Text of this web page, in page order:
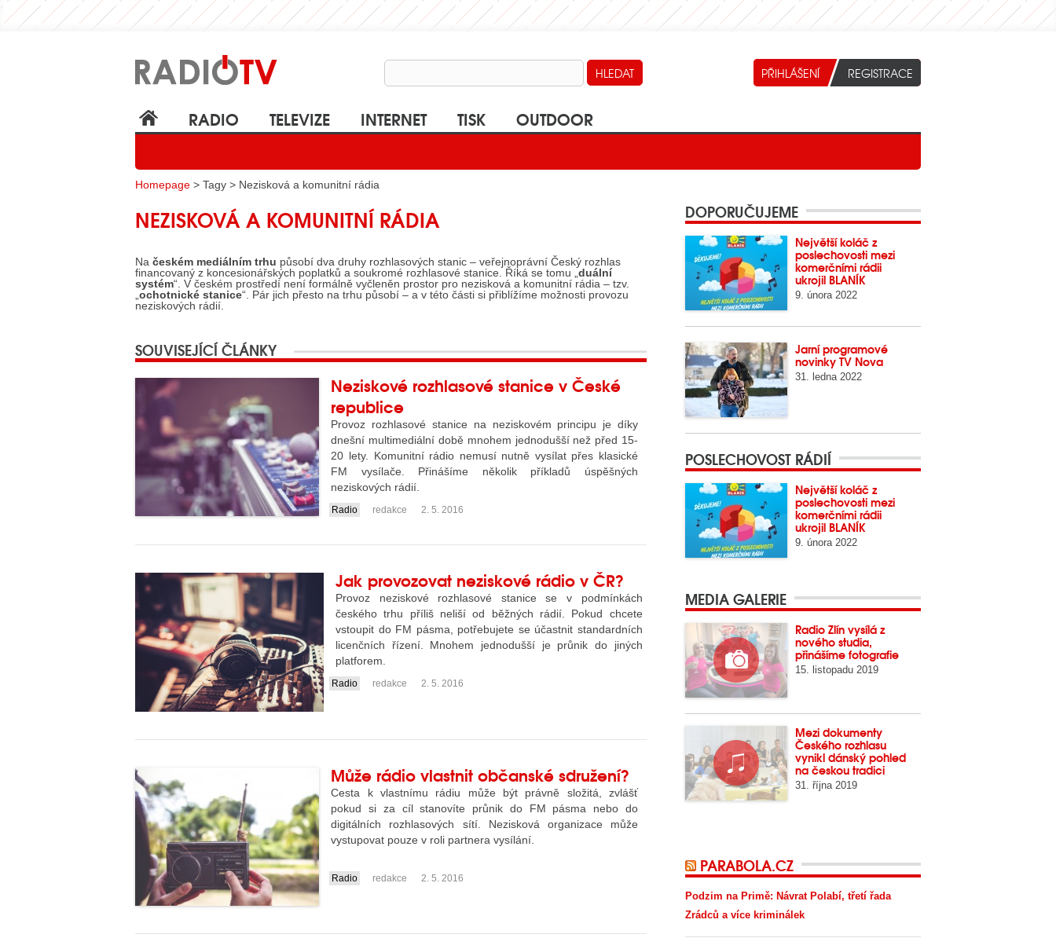
RADIO TELEVIZE INTERNET TISK OUTDOOR
Homepage > Tagy > Nezisková a komunitní rádia
NEZISKOVÁ A KOMUNITNÍ RÁDIA
Na českém mediálním trhu působí dva druhy rozhlasových stanic – veřejnoprávní Český rozhlas
financovaný z koncesionářských poplatků a soukromé rozhlasové stanice. Říká se tomu „ duální
systém“. V českém prostředí není formálně vyčleněn prostor pro nezisková a komunitní rádia – tzv.
ochotnické stanice“. Pár jich přesto na trhu působí – a v této části si přiblížíme možnosti provozu
neziskových rádií.
SOUVISEJÍCÍ ČLÁNKY
Neziskové rozhlasové stanice v České
republice
Provoz rozhlasové stanice na neziskovém principu je díky
dnešní multimediální době mnohem jednodušší než před 15-
20 lety. Komunitní rádio nemusí nutně vysílat přes klasické
FM vysílače. Přinášíme několik příkladů úspěšných
neziskových rádií.
....
Radio redakce 2. 5. 2016
Jak provozovat neziskové rádio v ČR?
Provoz neziskové rozhlasové stanice se v podmínkách
českého trhu příliš neliší od běžných rádií. Pokud chcete
vstoupit do FM pásma, potřebujete se účastnit standardních
licenčních řízení. Mnohem jednodušší je průnik do jiných
platforem.
....
Radio redakce 2. 5. 2016
Může rádio vlastnit občanské sdružení?
Cesta k vlastnímu rádiu může být právně složitá, zvlášť
pokud si za cíl stanovíte průnik do FM pásma nebo do
digitálních rozhlasových sítí. Nezisková organizace může
vystupovat pouze v roli partnera vysílání.
....
Radio redakce 2. 5. 2016
DOPORUČUJEME
Největší koláč z
poslechovosti mezi
komerčními rádii
ukrojil BLANÍK
9. února 2022
Jarní programové
novinky TV Nova
31. ledna 2022
POSLECHOVOST RÁDIÍ
Největší koláč z
poslechovosti mezi
komerčními rádii
ukrojil BLANÍK
9. února 2022
MEDIA GALERIE
Radio Zlín vysílá z
nového studia,
přinášíme fotografie
15. listopadu 2019
Mezi dokumenty
Českého rozhlasu
vynikl dánský pohled
na českou tradici
31. října 2019
PARABOLA.CZ
Podzim na Primě: Návrat Polabí, třetí řada
Zrádců a více kriminálek